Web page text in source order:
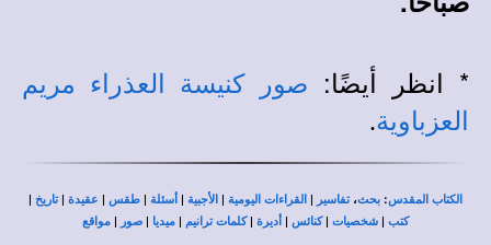
* انظر أيضًا:
صور كنيسة العذراء مريم
العزباوية.
الكتاب المقدس: بحث،تفاسير | القراءات اليومية | الأجبية | أسئلة | طقس | عقيدة |تاريخ |
كتب | شخصيات |كنائس | أديرة |كلمات ترانيم | ميديا | صور | مواقع